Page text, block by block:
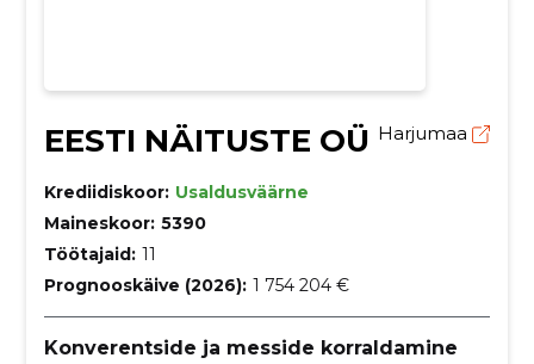
EESTI NÄITUSTE OÜ Harjumaa
Krediidiskoor: Usaldusväärne
Maineskoor: 5390
Töötajaid: 11
Prognooskäive (2026): 1 754 204 €
Konverentside ja messide korraldamine